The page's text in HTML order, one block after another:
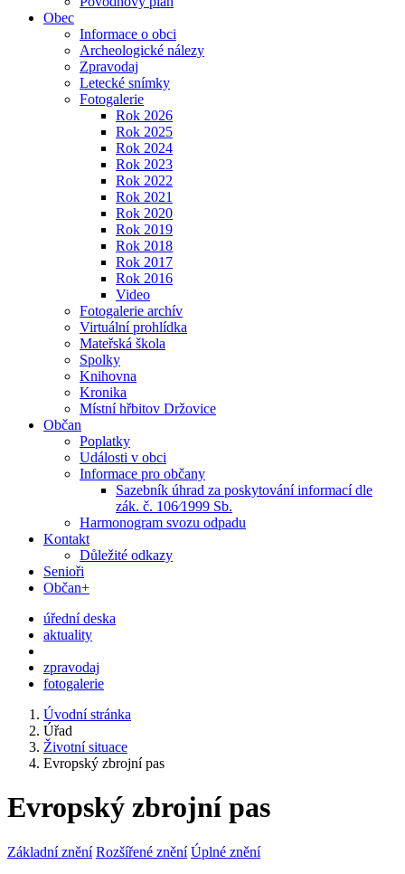
Obec
Informace o obci
Archeologické nálezy
Zpravodaj
Letecké snímky
Fotogalerie
Rok 2026
Rok 2025
Rok 2024
Rok 2023
Rok 2022
Rok 2021
Rok 2020
Rok 2019
Rok 2018
Rok 2017
Rok 2016
Video
Fotogalerie archív
Virtuální prohlídka
Mateřská škola
Spolky
Knihovna
Kronika
Místní hřbitov Držovice
Občan
Poplatky
Události v obci
Informace pro občany
Sazebník úhrad za poskytování informací dle
zák. č. 106⁄1999 Sb.
Harmonogram svozu odpadu
Kontakt
Důležité odkazy
Senioři
Občan+
úřední deska
aktuality
zpravodaj
fotogalerie
Úvodní stránka
Úřad
Životní situace
Evropský zbrojní pas
Evropský zbrojní pas
Základní znění Rozšířené znění Úplné znění